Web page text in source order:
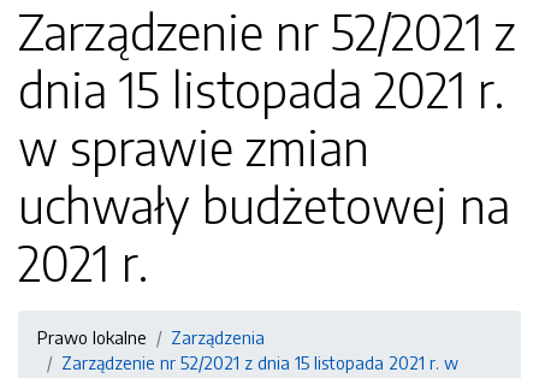
Zarządzenie nr 52/2021 z
dnia 15 listopada 2021 r.
w sprawie zmian
uchwały budżetowej na
2021 r.
Prawo lokalne
Zarządzenia
Zarządzenie nr 52/2021 z dnia 15 listopada 2021 r. w